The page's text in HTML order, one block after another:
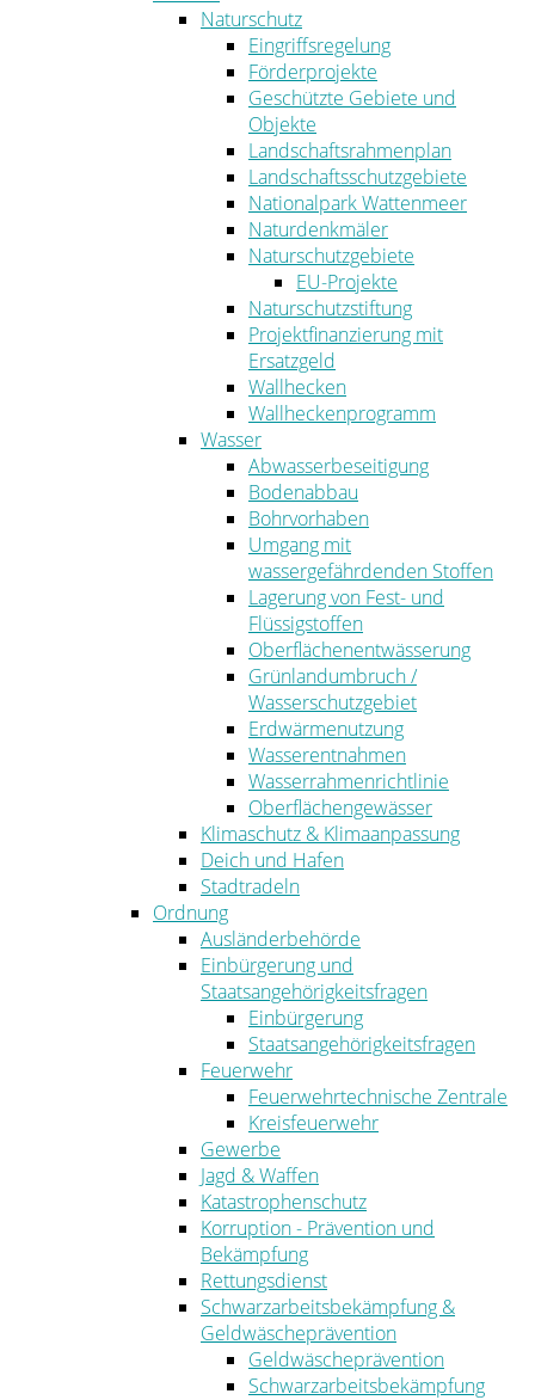
Naturschutz
Eingriffsregelung
Förderprojekte
Geschützte Gebiete und
Objekte
Landschaftsrahmenplan
Landschaftsschutzgebiete
Nationalpark Wattenmeer
Naturdenkmäler
Naturschutzgebiete
EU-Projekte
Naturschutzstiftung
Projektfinanzierung mit
Ersatzgeld
Wallhecken
Wallheckenprogramm
Wasser
Abwasserbeseitigung
Bodenabbau
Bohrvorhaben
Umgang mit
wassergefährdenden Stoffen
Lagerung von Fest- und
Flüssigstoffen
Oberflächenentwässerung
Grünlandumbruch /
Wasserschutzgebiet
Erdwärmenutzung
Wasserentnahmen
Wasserrahmenrichtlinie
Oberflächengewässer
Klimaschutz & Klimaanpassung
Deich und Hafen
Stadtradeln
Ordnung
Ausländerbehörde
Einbürgerung und
Staatsangehörigkeitsfragen
Einbürgerung
Staatsangehörigkeitsfragen
Feuerwehr
Feuerwehrtechnische Zentrale
Kreisfeuerwehr
Gewerbe
Jagd & Waffen
Katastrophenschutz
Korruption - Prävention und
Bekämpfung
Rettungsdienst
Schwarzarbeitsbekämpfung &
Geldwäscheprävention
Geldwäscheprävention
Schwarzarbeitsbekämpfung